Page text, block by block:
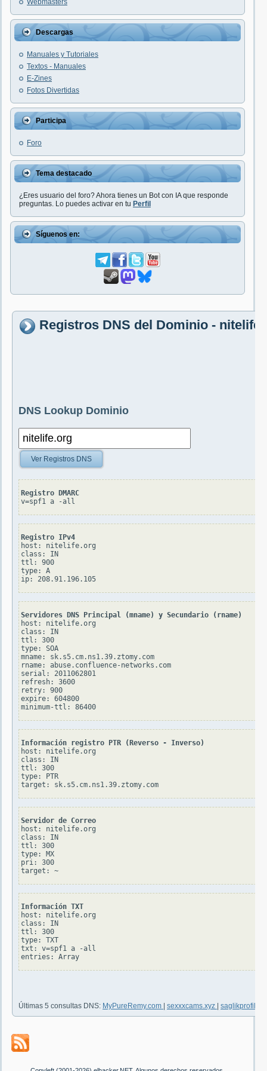
Webmasters
Descargas
Manuales y Tutoriales
Textos - Manuales
E-Zines
Fotos Divertidas
Participa
Foro
Tema destacado
¿Eres usuario del foro? Ahora tienes un Bot con IA que responde
preguntas. Lo puedes activar en tu Perfil
Síguenos en:
Registros DNS del Dominio -
DNS Lookup Dominio
Ver Registros DNS
Registro DMARC
v=spf1 a -all
Registro IPv4
host: nitelife.org
class: IN
ttl: 900
type: A
Servidores DNS Principal (mname) y Secundario (rname)
host: nitelife.org
class: IN
ttl: 300
type: SOA
mname: sk.s5.cm.ns1.39.ztomy.com
rname: abuse.confluence-networks.com
serial: 2011062801
refresh: 3600
retry: 900
expire: 604800
Información registro PTR (Reverso - Inverso)
host: nitelife.org
class: IN
ttl: 300
type: PTR
Servidor de Correo
host: nitelife.org
class: IN
ttl: 300
type: MX
pri: 300
Información TXT
host: nitelife.org
class: IN
ttl: 300
type: TXT
txt: v=spf1 a -all
Últimas 5 consultas DNS: MyPureRemy.com sexxxcams.xyz